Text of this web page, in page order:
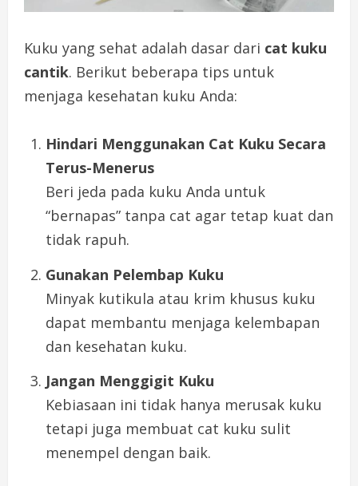
Kuku yang sehat adalah dasar dari cat kuku
cantik. Berikut beberapa tips untuk
menjaga kesehatan kuku Anda:
Hindari Menggunakan Cat Kuku Secara
Terus-Menerus
Beri jeda pada kuku Anda untuk
“bernapas” tanpa cat agar tetap kuat dan
tidak rapuh.
Gunakan Pelembap Kuku
Minyak kutikula atau krim khusus kuku
dapat membantu menjaga kelembapan
dan kesehatan kuku.
Jangan Menggigit Kuku
Kebiasaan ini tidak hanya merusak kuku
tetapi juga membuat cat kuku sulit
menempel dengan baik.